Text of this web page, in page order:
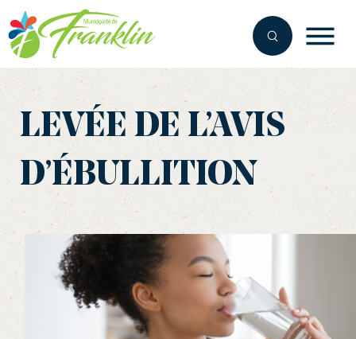
Aller
au
contenu
LEVÉE DE L’AVIS
D’ÉBULLITION